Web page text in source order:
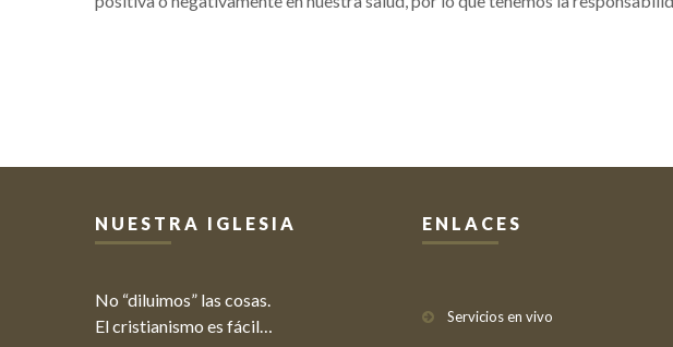
NUESTRA IGLESIA
No “diluimos” las cosas.
El cristianismo es fácil…
ENLACES
Servicios en vivo